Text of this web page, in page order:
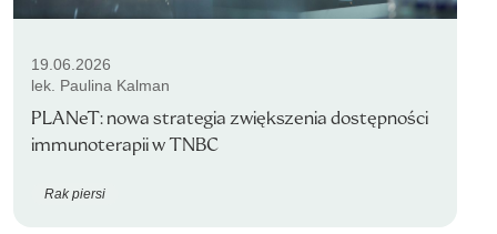
19.06.2026
lek. Paulina Kalman
PLANeT: nowa strategia zwiększenia dostępności
immunoterapii w TNBC
Rak piersi